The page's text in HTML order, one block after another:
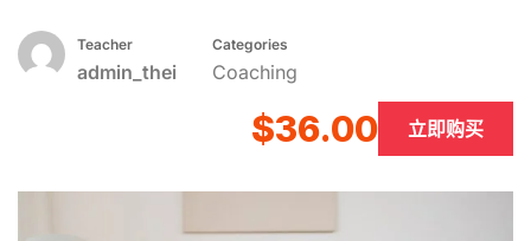
Teacher
admin_thei
Categories
Coaching
$36.00 立即购买